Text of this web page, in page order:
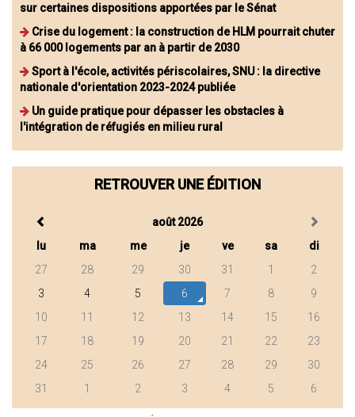
sur certaines dispositions apportées par le Sénat
Crise du logement : la construction de HLM pourrait chuter
à 66 000 logements par an à partir de 2030
Sport à l'école, activités périscolaires, SNU : la directive
nationale d'orientation 2023-2024 publiée
Un guide pratique pour dépasser les obstacles à
l'intégration de réfugiés en milieu rural
RETROUVER UNE ÉDITION
août 2026
lu
ma me je ve sa
di
27
28 29 30 31 1
2
3
4 5 6 7 8
9
10
11 12 13 14 15
16
17
18 19 20 21 22
23
24
25 26 27 28 29
30
31
1 2 3 4 5 6